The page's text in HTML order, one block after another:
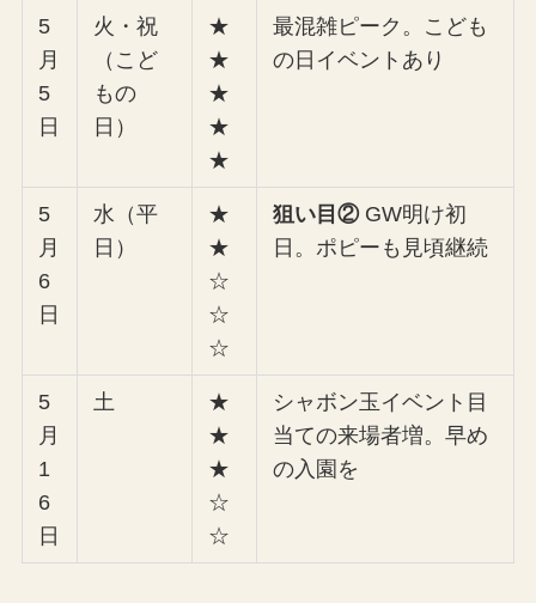
5
月
5
日
火・祝
（こど
もの
日）
★
★
★
★
★
最混雑ピーク。こども
の日イベントあり
5
月
6
日
水（平
日）
★
★
☆
☆
☆
狙い目②GW明け初
日。ポピーも見頃継続
5
月
1
6
日
土
★
★
★
☆
☆
シャボン玉イベント目
当ての来場者増。早め
の入園を